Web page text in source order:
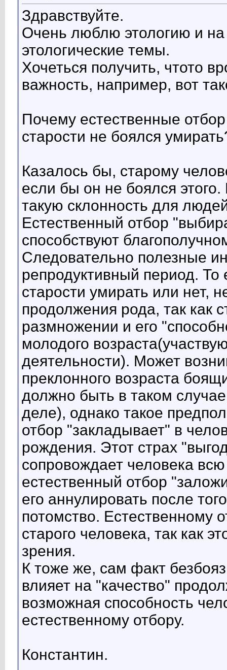
Здравствуйте.
Очень люблю этологию и
этологические темы.
Хочеться получить, чтото
важность, например, вот
Почему естественные
старости не боялся
Казалось бы, старому
если бы он не боялся
такую склонность для
Естественный отбор
способствуют
Следовательно полезные
репродуктивный период. То
старости умирать или нет,
продолжения рода, так как
размножении и его
молодого
деятельности). Может
преклонного возраста
должно быть в таком
деле), однако такое
отбор "закладывает" в
рождения. Этот страх
сопровождает человека
естественный отбор
его аннулировать после
потомство. Естественному
старого человека, так как
зрения.
К тоже же, сам факт
влияет на "качество"
возможная способность
естественному отбору.
Константин.